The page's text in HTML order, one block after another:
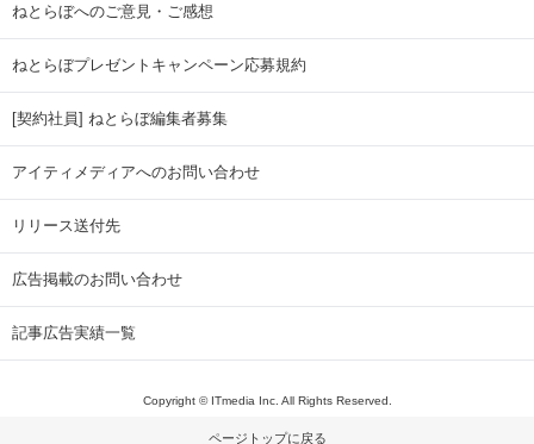
ねとらぼへのご意見・ご感想
ねとらぼプレゼントキャンペーン応募規約
[契約社員] ねとらぼ編集者募集
アイティメディアへのお問い合わせ
リリース送付先
広告掲載のお問い合わせ
記事広告実績一覧
Copyright © ITmedia Inc. All Rights Reserved.
ページトップに戻る